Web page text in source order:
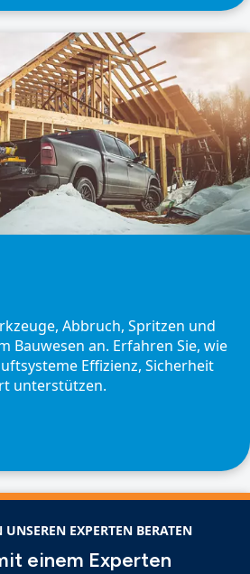
Abbruch, Spritzen und
Bauwesen an. Erfahren Sie, wie
Effizienz, Sicherheit
unterstützen.
EXPERTEN BERATEN
einem Experten